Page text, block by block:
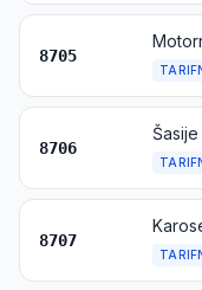
8705
8706
8707